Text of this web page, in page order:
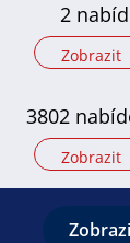
2
Zobrazit
3802
Zobrazit